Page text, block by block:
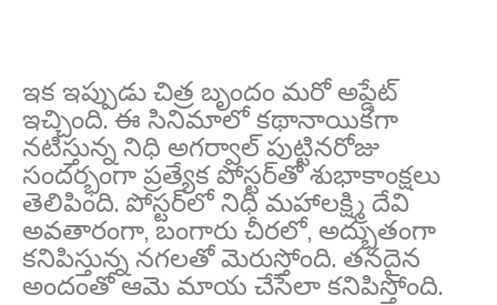
ఇక ఇప్పుడు చిత్ర బృందం మరో అప్డేట్
ఇచ్చింది. ఈ సినిమాలో కథానాయికగా
నటిస్తున్న నిధి అగర్వాల్ పుట్టినరోజు
సందర్భంగా ప్రత్యేక పోస్టర్‌తో శుభాకాంక్షలు
తెలిపింది. పోస్టర్‌లో నిధి మహాలక్ష్మి దేవి
అవతారంగా, బంగారు చీరలో, అద్భుతంగా
కనిపిస్తున్న నగలతో మెరుస్తోంది. తనదైన
అందంతో ఆమె మాయ చేసేలా కనిపిస్తోంది.